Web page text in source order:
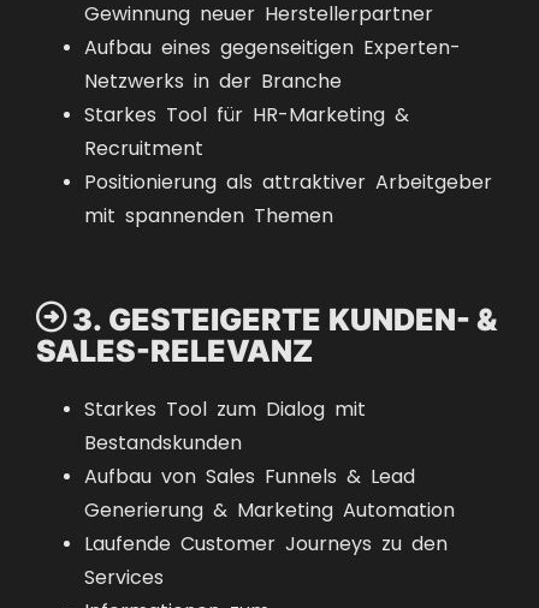
Gewinnung neuer Herstellerpartner
Aufbau eines gegenseitigen Experten-
Netzwerks in der Branche
Starkes Tool für HR-Marketing &
Recruitment
Positionierung als attraktiver Arbeitgeber
mit spannenden Themen
 3. GESTEIGERTE KUNDEN- &
SALES-RELEVANZ
Starkes Tool zum Dialog mit
Bestandskunden
Aufbau von Sales Funnels & Lead
Generierung & Marketing Automation
Laufende Customer Journeys zu den
Services